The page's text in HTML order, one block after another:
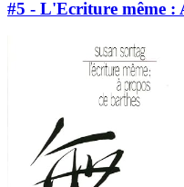
#5 - L'Ecriture même :